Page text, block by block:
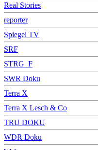
Real Stories
reporter
Spiegel TV
SRF
STRG_F
SWR Doku
Terra X
Terra X Lesch & Co
TRU DOKU
WDR Doku